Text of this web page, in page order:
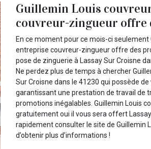
Guillemin Louis
couvreur-zingueur offre
En ce moment pour ce mois-ci seulement
entreprise couvreur-zingueur offre des
pose de zinguerie à Lassay Sur Croisne
Ne perdez plus de temps à chercher
Sur Croisne dans le 41230 qui possède
garantissant une prestation de travail de
promotions inégalables. Guillemin Louis
gratuitement oui il vous sera offert
rapidement consulter le site de Guillemin
d’obtenir plus d’informations !